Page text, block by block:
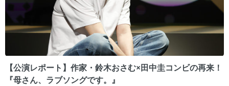
【公演レポート】作家・鈴木おさむ×田中圭コンビの再来！
『母さん、ラブソングです。』